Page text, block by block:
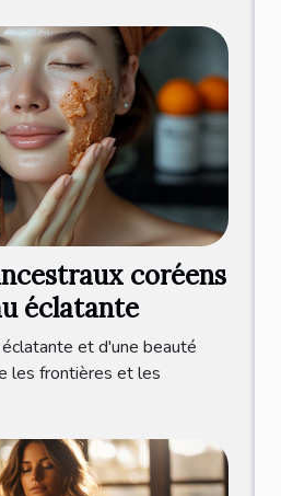
coréens
éclatante
et d'une beauté
les frontières et les